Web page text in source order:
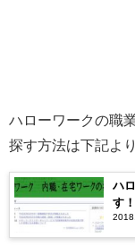
ハローワークの職
探す方法は下記よ
ハ
す